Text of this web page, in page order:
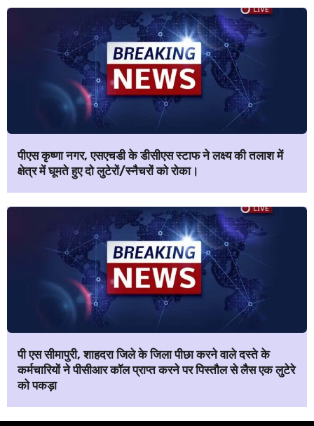
पीएस कृष्णा नगर, एसएचडी के डीसीएस स्टाफ ने लक्ष्य की तलाश में
क्षेत्र में घूमते हुए दो लुटेरों/स्नैचरों को रोका।
पी एस सीमापुरी, शाहदरा जिले के जिला पीछा करने वाले दस्ते के
कर्मचारियों ने पीसीआर कॉल प्राप्त करने पर पिस्तौल से लैस एक लुटेरे
को पकड़ा